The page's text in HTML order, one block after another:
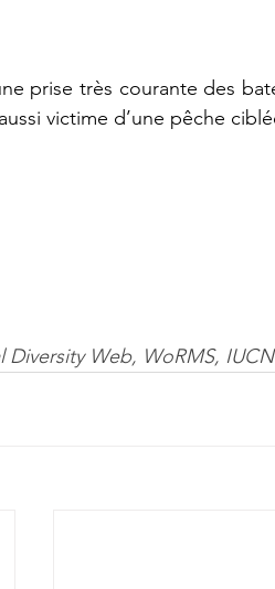
prise très courante des
victime d’une pêche
Diversity Web, WoRMS, IUCN